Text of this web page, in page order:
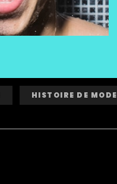
HISTOIRE DE MODE